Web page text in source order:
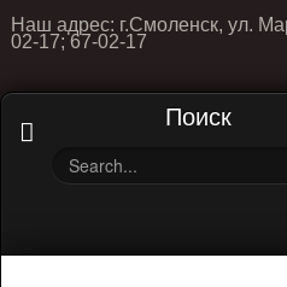
Наш адрес: г.Смоленск, ул.
02-17; 67-02-17
Поиск